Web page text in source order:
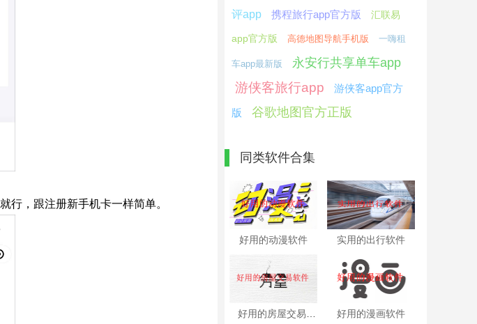
行，跟注册新手机卡一样简单。
评app
携程旅行app官方版 汇联易
app官方版 高德地图导航手机版 一嗨租
车app最新版 永安行共享单车app
游侠客旅行app 游侠客app官方
版 谷歌地图官方正版
同类软件合集
好用的动漫软件 实用的出行软件
好用的漫画软件